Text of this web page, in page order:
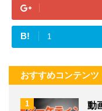
B! 1
おすすめコンテンツ
1
動